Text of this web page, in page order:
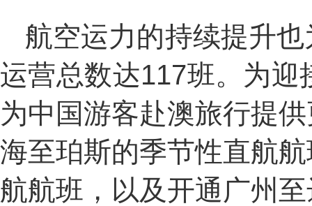
航空运力的持续提升
运营总数达117班。为
为中国游客赴澳旅行提
海至珀斯的季节性直航
航航班，以及开通广州